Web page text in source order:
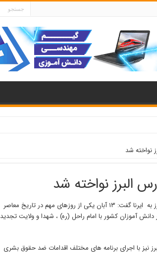
نواخته شد
البرز نواخته شد
معاون پرورشی و فرهنگی اداره کل آموزش و پرورش البرز به ایرنا گفت: ۱۳ آبان یکی از روزهای مهم در تاریخ معاصر
آموزان کشور با امام راحل (ره) ، شهدا و ولایت تجدید
نیز با اجرای برنامه های مختلف اقدامات ضد حقوق بشری